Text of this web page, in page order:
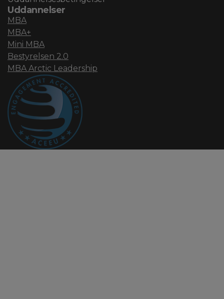
Uddannelser
MBA
MBA+
Mini MBA
Bestyrelsen 2.0
MBA Arctic Leadership